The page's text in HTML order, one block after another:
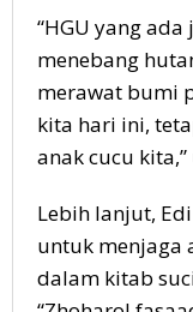
“HGU yang
menebang
merawat bumi
kita hari ini,
anak cucu
Lebih lanjut,
untuk menjaga
dalam kitab